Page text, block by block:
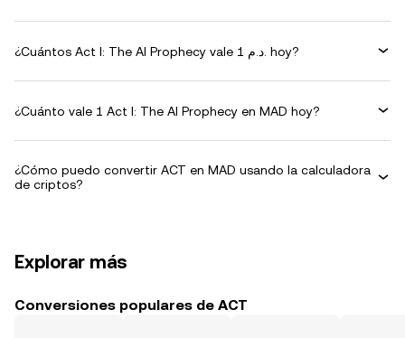
¿Cuántos Act I: The AI Prophecy vale 1 د.م. hoy?
¿Cuánto vale 1 Act I: The AI Prophecy en MAD hoy?
¿Cómo puedo convertir ACT en MAD usando la calculadora
de criptos?
Explorar más
Conversiones populares de ACT